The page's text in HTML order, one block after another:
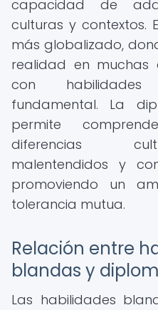
capacidad de
culturas y contextos.
más globalizado,
realidad en muchas
con habilidades
fundamental. La
permite
diferencias
malentendidos y
promoviendo un
tolerancia mutua.
Relación entre
blandas y
Las habilidades